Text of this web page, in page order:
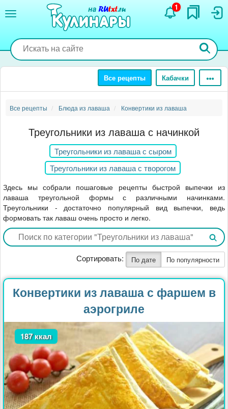
содержанию
1
Все рецепты Кабачки
Все рецепты Блюда из лаваша Конвертики из лаваша
Треугольники из лаваша с начинкой
Треугольники из лаваша с сыром
Треугольники из лаваша с творогом
Здесь мы собрали пошаговые рецепты быстрой выпечки из
лаваша треугольной формы с различными начинками.
Треугольники - достаточно популярный вид выпечки, ведь
формовать так лаваш очень просто и легко.
Сортировать: По дате По популярности
Конвертики из лаваша с фаршем в
аэрогриле
187 ккал